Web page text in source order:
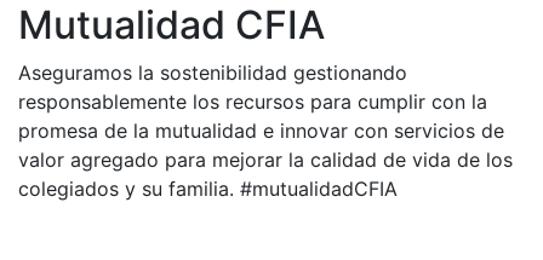
Mutualidad CFIA
Aseguramos la sostenibilidad gestionando
responsablemente los recursos para cumplir con la
promesa de la mutualidad e innovar con servicios de
valor agregado para mejorar la calidad de vida de los
colegiados y su familia. #mutualidadCFIA